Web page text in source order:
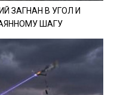
ЗАГНАН В УГОЛ И
ШАГУ